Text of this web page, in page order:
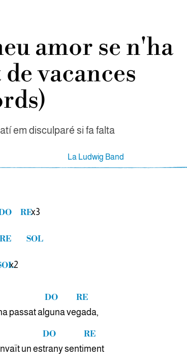
amor se n'ha
vacances
em disculparé si fa falta
La Ludwig Band
REx3
RE SOL
x2
passat al
DO
guna ve
RE
gada,
un es
DO
trany senti
RE
ment